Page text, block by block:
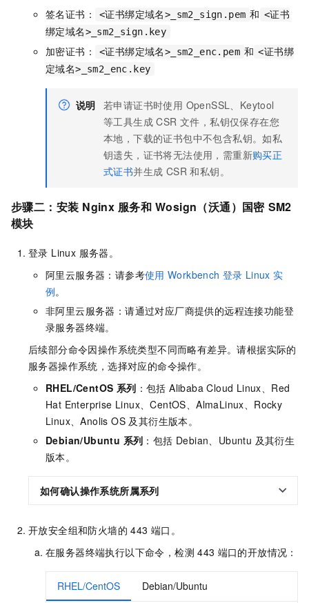
签名证书：
<证书绑定域名>_sm2_sign.pem 和 <证书
绑定域名>_sm2_sign.key
加密证书： <证书绑定域名>_sm2_enc.pem 和 <证书绑
定域名>_sm2_enc.key
说明 若申请证书时使用 OpenSSL、Keytool
等工具生成 CSR 文件，私钥仅保存在您
本地，下载的证书包中不包含私钥。如私
钥遗失，证书将无法使用，需重新购买正
式证书并生成 CSR 和私钥。
步骤二：安装 Nginx 服务和 Wosign（沃通）国密 SM2
模块
登录 Linux 服务器。
阿里云服务器：请参考使用 Workbench 登录 Linux 实
例。
非阿里云服务器：请通过对应厂商提供的远程连接功能登
录服务器终端。
后续部分命令因操作系统类型不同而略有差异。请根据实际的
服务器操作系统，选择对应的命令操作。
RHEL/CentOS 系列 ：包括 Alibaba Cloud Linux、Red
Hat Enterprise Linux、CentOS、AlmaLinux、Rocky
Linux、Anolis OS 及其衍生版本。
Debian/Ubuntu 系列 ：包括 Debian、Ubuntu 及其衍生
版本。
如何确认操作系统所属系列
开放安全组和防火墙的 443 端口。
在服务器终端执行以下命令，检测 443 端口的开放情况：
RHEL/CentOS Debian/Ubuntu